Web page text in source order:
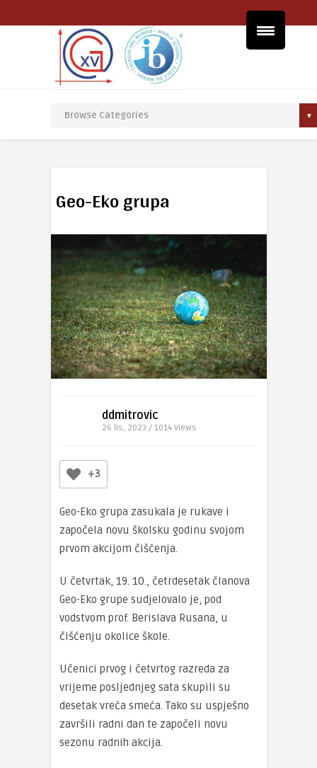
Geo-Eko grupa
ddmitrovic
26 lis, 2023 / 1014 Views
+3
Geo-Eko grupa zasukala je rukave i
započela novu školsku godinu svojom
prvom akcijom čišćenja.
U četvrtak, 19. 10., četrdesetak članova
Geo-Eko grupe sudjelovalo je, pod
vodstvom prof. Berislava Rusana, u
čišćenju okolice škole.
Učenici prvog i četvrtog razreda za
vrijeme posljednjeg sata skupili su
desetak vreća smeća. Tako su uspješno
završili radni dan te započeli novu
sezonu radnih akcija.